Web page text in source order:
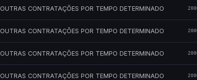
OUTRAS CONTRATAÇÕES POR TEMPO DETERMINADO
OUTRAS CONTRATAÇÕES POR TEMPO DETERMINADO
OUTRAS CONTRATAÇÕES POR TEMPO DETERMINADO
OUTRAS CONTRATAÇÕES POR TEMPO DETERMINADO